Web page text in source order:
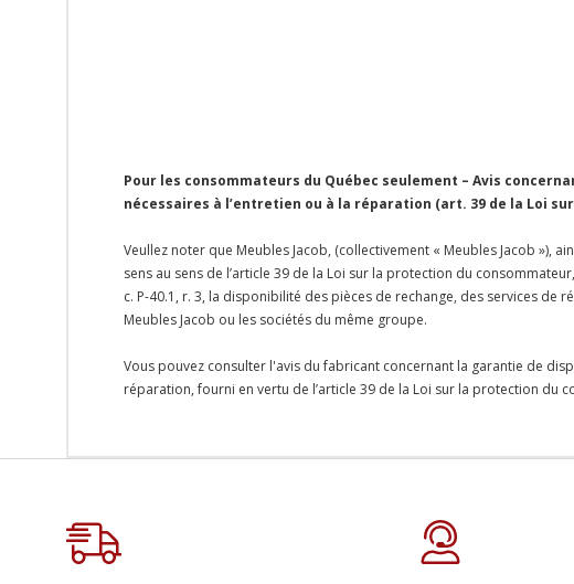
Pour les consommateurs du Québec seulement – Avis
nécessaires à l’entretien ou à la réparation (art. 39 de la Loi
Veullez noter que Meubles Jacob, (collectivement « Meubles Jacob »),
sens au sens de l’article 39 de la Loi sur la protection du
c. P-40.1, r. 3, la disponibilité des pièces de rechange, des services
Meubles Jacob ou les sociétés du même groupe.
Vous pouvez consulter l'avis du fabricant concernant la garantie de
réparation, fourni en vertu de l’article 39 de la Loi sur la protection du
personnalisé